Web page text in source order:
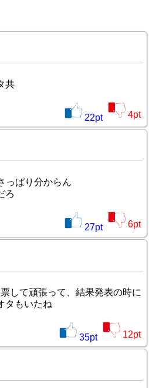
共
22pt 4pt
っぱり分からん
ろ
27pt 6pt
して頑張って、結果発表の時に
タもいたね
35pt 12pt